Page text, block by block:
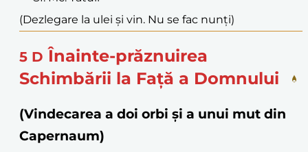
(Dezlegare la ulei și vin. Nu se fac nunți)
5 D Înainte-prăznuirea
Schimbării la Față a Domnului
(Vindecarea a doi orbi și a unui mut din
Capernaum)